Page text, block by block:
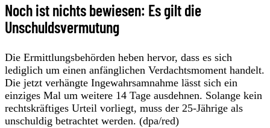
Noch ist nichts bewiesen: Es gilt die
Unschuldsvermutung
Die Ermittlungsbehörden heben hervor, dass es sich
lediglich um einen anfänglichen Verdachtsmoment handelt.
Die jetzt verhängte Ingewahrsamnahme lässt sich ein
einziges Mal um weitere 14 Tage ausdehnen. Solange kein
rechtskräftiges Urteil vorliegt, muss der 25-Jährige als
unschuldig betrachtet werden. (dpa/red)